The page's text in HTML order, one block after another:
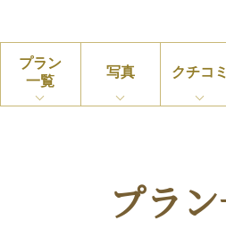
プラン
一覧
写真 クチコミ
プラ